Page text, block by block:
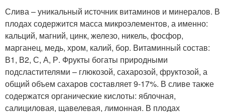
Слива – уникальный источник витаминов и минералов. В
плодах содержится масса микроэлементов, а именно:
кальций, магний, цинк, железо, никель, фосфор,
марганец, медь, хром, калий, бор. Витаминный состав:
В1, В2, С, А, Р. Фрукты богаты природными
подсластителями – глюкозой, сахарозой, фруктозой, а
общий объем сахаров составляет 9-17%. В сливе также
содержатся органические кислоты: яблочная,
салициловая, щавелевая, лимонная. В плодах